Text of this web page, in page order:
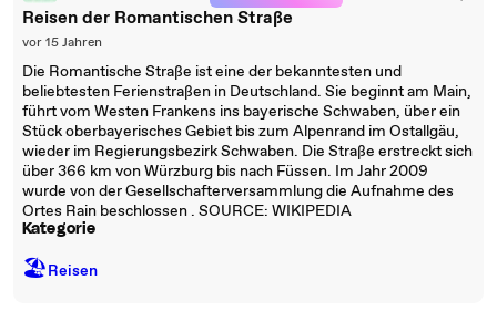
Reisen der Romantischen Straße
vor 15 Jahren
Die Romantische Straße ist eine der bekanntesten und
beliebtesten Ferienstraßen in Deutschland. Sie beginnt am Main,
führt vom Westen Frankens ins bayerische Schwaben, über ein
Stück oberbayerisches Gebiet bis zum Alpenrand im Ostallgäu,
wieder im Regierungsbezirk Schwaben. Die Straße erstreckt sich
über 366 km von Würzburg bis nach Füssen. Im Jahr 2009
wurde von der Gesellschafterversammlung die Aufnahme des
Ortes Rain beschlossen . SOURCE: WIKIPEDIA
Kategorie
🏖Reisen